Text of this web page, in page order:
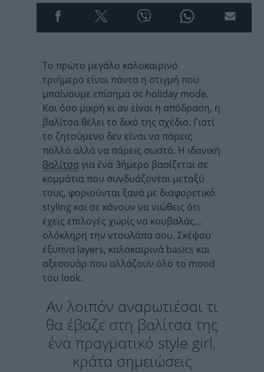
Το πρώτο μεγάλο καλοκαιρινό
τριήμερο είναι πάντα η στιγμή που
μπαίνουμε επίσημα σε holiday mode.
Και όσο μικρή κι αν είναι η απόδραση, η
βαλίτσα θέλει το δικό της σχέδιο. Γιατί
το ζητούμενο δεν είναι να πάρεις
πολλά αλλά να πάρεις σωστά. Η ιδανική
βαλίτσαγια ένα 3ήμερο βασίζεται σε
κομμάτια που συνδυάζονται μεταξύ
τους, φοριούνται ξανά με διαφορετικό
styling και σε κάνουν να νιώθεις ότι
έχεις επιλογές χωρίς να κουβαλάς…
ολόκληρη την ντουλάπα σου. Σκέψου
έξυπνα layers, καλοκαιρινά basics και
αξεσουάρ που αλλάζουν όλο το mood
του look.
Αν λοιπόν αναρωτιέσαι τι
θα έβαζε στη βαλίτσα της
ένα πραγματικό style girl,
κράτα σημειώσεις